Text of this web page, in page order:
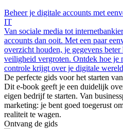
Beheer je digitale accounts met
IT
Van sociale media tot
accounts dan ooit. Met een paar
overzicht houden, je gegevens
veiligheid vergroten. Ontdek hoe je
controle krijgt over je digitale
De perfecte gids voor het starten
Dit e-book geeft je een duidelijk
eigen bedrijf te starten. Van
marketing: je bent goed toegerust
realiteit te wagen.
Ontvang de gids